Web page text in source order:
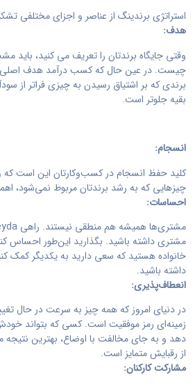
استراتژی برندینگ از عناصر و اجزای مختلفی
هدف:
وقتی جایگاه برندتان را تعریف می کنید،
چیست. در عین حال که کسب درآمد هدف اصلی
برندی که بر اشتیاق رسیدن به چیزی فراتر از
بقیه جلوتر است.
انسجام:
کلید حفظ انسجام در کسب‌وکارتان این است که
چیزهایی که به رشد برندتان مربوط نمی‌شود،
احساسات:
مشتری داشته باشید. بگذارید این‌طور احساس
خانواده هستید که سعی دارید به یکدیگر کمک
داشته باشید.
انعطاف‌پذیری:
در دنیای امروز که همه چیز به سرعت در حال
زمینه‌ای رمز موفقیت است. کسی که بتواند
دهد و به جای مخالفت با اوضاع، بهترین نتیجه
از رقبایش متمایز است.
مشارکت کارکنان: